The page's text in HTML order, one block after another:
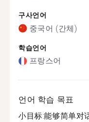
구사언어
중국어 (간체)
학습언어
프랑스어
언어 학습 목표
小目标:能够简单对